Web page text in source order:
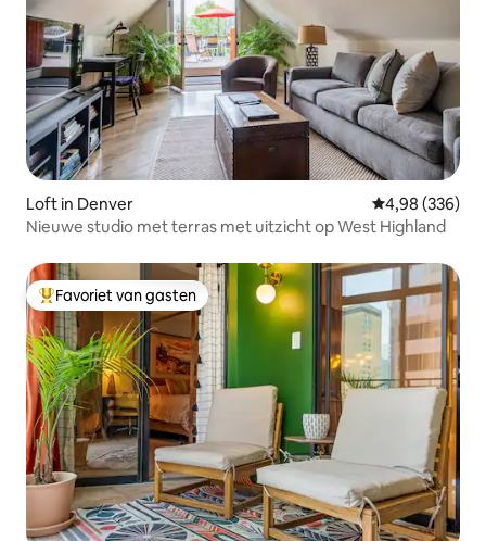
Loft in Denver Gemiddelde
4,98 (336)
Nieuwe studio met terras met uitzicht op West Highland
Topfavoriet van gasten
Favoriet van gasten